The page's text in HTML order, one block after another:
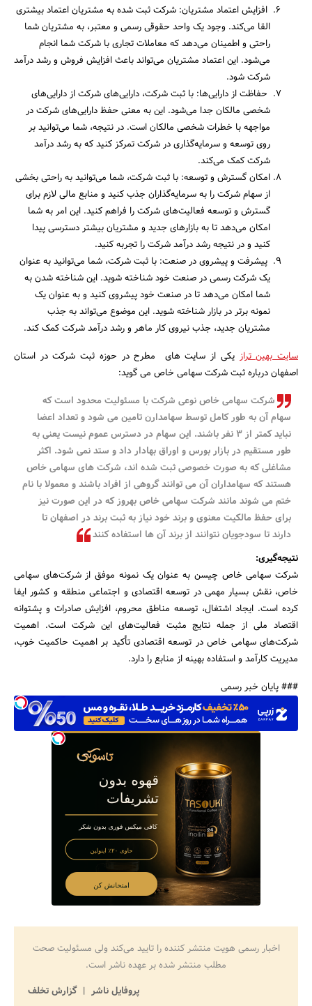
افزایش اعتماد مشتریان: شرکت ثبت شده به مشتریان اعتماد بیشتری
القا می‌کند. وجود یک واحد حقوقی رسمی و معتبر، به مشتریان شما
راحتی و اطمینان می‌دهد که معاملات تجاری با شرکت شما انجام
می‌شود. این اعتماد مشتریان می‌تواند باعث افزایش فروش و رشد درآمد
شرکت شود.
حفاظت از دارایی‌ها: با ثبت شرکت، دارایی‌های شرکت از دارایی‌های
شخصی مالکان جدا می‌شود. این به معنی حفظ دارایی‌های شرکت در
مواجهه با خطرات شخصی مالکان است. در نتیجه، شما می‌توانید بر
روی توسعه و سرمایه‌گذاری در شرکت تمرکز کنید که به رشد درآمد
شرکت کمک می‌کند.
امکان گسترش و توسعه: با ثبت شرکت، شما می‌توانید به راحتی بخشی
از سهام شرکت را به سرمایه‌گذاران جذب کنید و منابع مالی لازم برای
گسترش و توسعه فعالیت‌های شرکت را فراهم کنید. این امر به شما
امکان می‌دهد تا به بازارهای جدید و مشتریان بیشتر دسترسی پیدا
کنید و در نتیجه رشد درآمد شرکت را تجربه کنید.
پیشرفت و پیشروی در صنعت: با ثبت شرکت، شما می‌توانید به عنوان
یک شرکت رسمی در صنعت خود شناخته شوید. این شناخته شدن به
شما امکان می‌دهد تا در صنعت خود پیشروی کنید و به عنوان یک
نمونه برتر در بازار شناخته شوید. این موضوع می‌تواند به جذب
مشتریان جدید، جذب نیروی کار ماهر و رشد درآمد شرکت کمک کند.
سایت بهین تراز یکی از سایت های مطرح در حوزه ثبت شرکت در استان
اصفهان درباره ثبت شرکت سهامی خاص می گوید:
شرکت سهامی خاص نوعی شرکت با مسئولیت محدود است که
سهام آن به طور کامل توسط سهامدارن تامین می شود و تعداد اعضا
نباید کمتر از 3 نفر باشند. این سهام در دسترس عموم نیست یعنی به
طور مستقیم در بازار بورس و اوراق بهادار داد و ستد نمی شود. اکثر
مشاغلی که به صورت خصوصی ثبت شده اند، شرکت های سهامی خاص
هستند که سهامداران آن می توانند گروهی از افراد باشند و معمولا با نام
ختم می شوند مانند شرکت سهامی خاص بهروز که در این صورت نیز
برای حفظ مالکیت معنوی و برند خود نیاز به ثبت برند در اصفهان تا
دارند تا سودجویان نتوانند از برند آن ها استفاده کنند
نتیجه‌گیری:
شرکت سهامی خاص چیسن به عنوان یک نمونه موفق از شرکت‌های سهامی
خاص، نقش بسیار مهمی در توسعه اقتصادی و اجتماعی منطقه و کشور ایفا
کرده است. ایجاد اشتغال، توسعه مناطق محروم، افزایش صادرات و پشتوانه
اقتصاد ملی از جمله نتایج مثبت فعالیت‌های این شرکت است. اهمیت
شرکت‌های سهامی خاص در توسعه اقتصادی تأکید بر اهمیت حاکمیت خوب،
مدیریت کارآمد و استفاده بهینه از منابع را دارد.
### پایان خبر رسمی
اخبار رسمی هویت منتشر کننده را تایید می‌کند ولی مسئولیت صحت
مطلب منتشر شده بر عهده ناشر است.
پروفایل ناشر
گزارش تخلف